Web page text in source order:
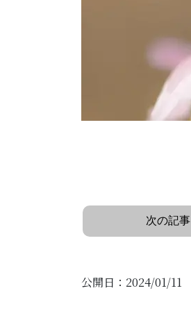
次の記事
公開日：2024/01/11